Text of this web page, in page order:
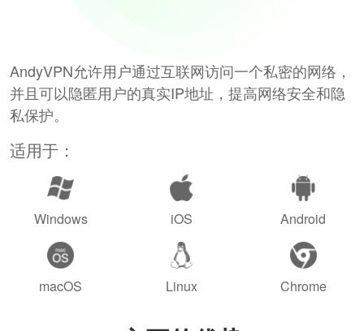
AndyVPN允许用户通过互联网访问一个私密的网络，
并且可以隐匿用户的真实IP地址，提高网络安全和隐
私保护。
适用于：
Windows iOS Android
macOS Linux Chrome